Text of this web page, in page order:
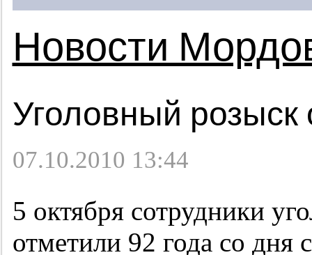
Новости
Уголовный
07.10.2010 13:44
5 октября сотрудники
отметили 92 года со дня